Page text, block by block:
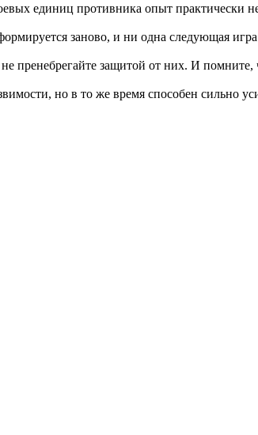
единиц противника опыт практически
заново, и ни одна следующая
пренебрегайте защитой от них. И помните,
но в то же время способен сильно